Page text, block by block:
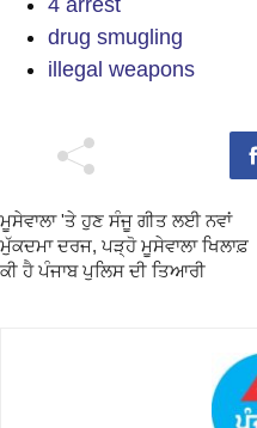
4 arrest
drug smugling
illegal weapons
ਮੂਸੇਵਾਲਾ 'ਤੇ ਹੁਣ ਸੰਜੂ ਗੀਤ ਲਈ ਨਵਾਂ
ਮੁੱਕਦਮਾ ਦਰਜ, ਪੜ੍ਹੋ ਮੂਸੇਵਾਲਾ ਖਿਲਾਫ਼
ਕੀ ਹੈ ਪੰਜਾਬ ਪੁਲਿਸ ਦੀ ਤਿਆਰੀ